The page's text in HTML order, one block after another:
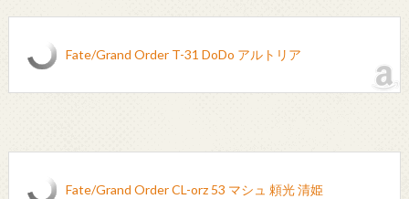
Fate/Grand Order T-31 DoDo アルトリア
Fate/Grand Order CL-orz 53 マシュ 頼光 清姫